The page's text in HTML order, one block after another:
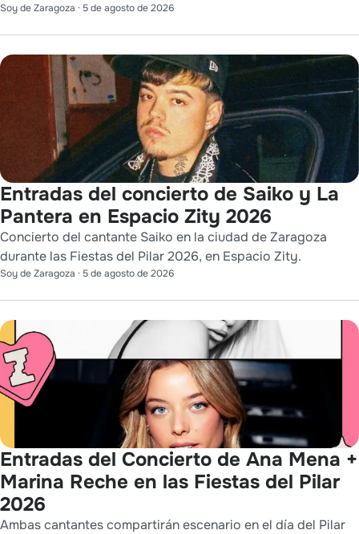
Soy de Zaragoza · 5 de agosto de 2026
Entradas del concierto de Saiko y La
Pantera en Espacio Zity 2026
Concierto del cantante Saiko en la ciudad de Zaragoza
durante las Fiestas del Pilar 2026, en Espacio Zity.
Soy de Zaragoza · 5 de agosto de 2026
Entradas del Concierto de Ana Mena +
Marina Reche en las Fiestas del Pilar
2026
Ambas cantantes compartirán escenario en el día del Pilar